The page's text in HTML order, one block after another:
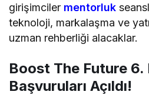
girişimciler mentorluk
teknoloji, markalaşma ve
uzman rehberliği alacaklar.
Boost The Future 6.
Başvuruları Açıldı!